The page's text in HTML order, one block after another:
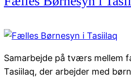
Samarbejde på tværs mellem
Tasiilaq, der arbejder med